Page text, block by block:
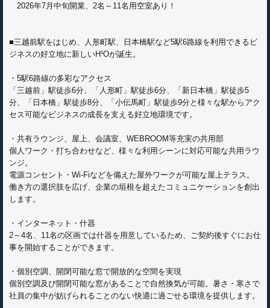
2026年7月中旬開業、2名～11名用空室あり！
■三越前駅をはじめ、人形町駅、日本橋駅など5駅6路線を利用できるビ
ジネスの好立地に新しいH¹Oが誕生。
・5駅6路線の多彩なアクセス
「三越前」駅徒歩6分、「人形町」駅徒歩6分、「新日本橋」駅徒歩5
分、「日本橋」駅徒歩8分、「小伝馬町」駅徒歩9分と様々な駅からアク
セス可能なビジネスの成長を支える好立地環境です。
・共有ラウンジ、屋上、会議室、WEBROOM等充実の共用部
個人ワーク・打ち合わせなど、様々な利用シーンに対応可能な共用ラウ
ンジ。
電源コンセント・Wi-Fiなどを備えた屋外ワークが可能な屋上テラス。
働き方の選択肢を広げ、企業の垣根を超えたコミュニケーションを創出
します。
・インターネット・什器
2～4名、11名の区画では什器を用意しているため、ご契約後すぐにお仕
事を開始することができます。
・個別空調、開閉可能な窓で開放的な空間を実現
個別空調及び開閉可能な窓があることで自然換気が可能。暑さ・寒さで
社員の集中が妨げられることのない快適に過ごせる環境を提供します。